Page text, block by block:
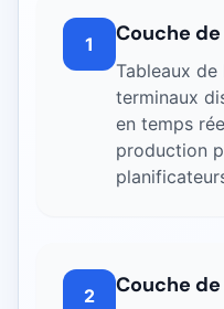
1 Couche
Tableaux
terminaux
en temps
production
2 Couche